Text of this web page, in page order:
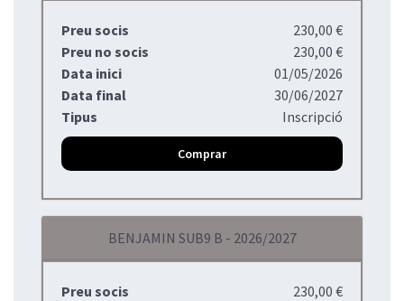
Preu socis
230,00 €
Preu no socis
230,00 €
Data inici
01/05/2026
Data final
30/06/2027
Tipus
Inscripció
Comprar
BENJAMIN SUB9 B - 2026/2027
Preu socis
230,00 €